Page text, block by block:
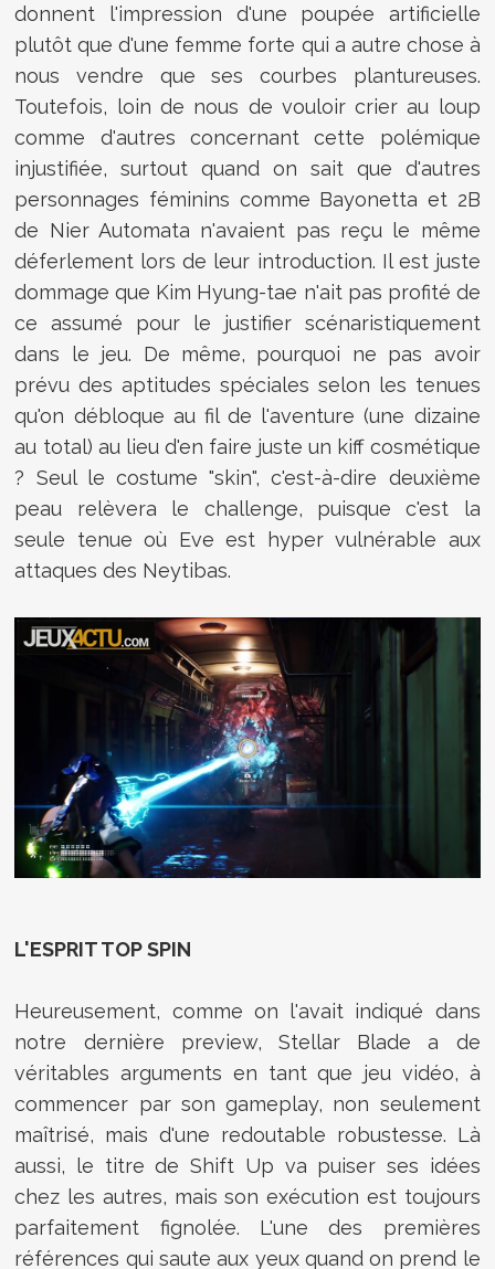
donnent l'impression d'une poupée artificielle
plutôt que d'une femme forte qui a autre chose à
nous vendre que ses courbes plantureuses.
Toutefois, loin de nous de vouloir crier au loup
comme d'autres concernant cette polémique
injustifiée, surtout quand on sait que d'autres
personnages féminins comme Bayonetta et 2B
de Nier Automata n'avaient pas reçu le même
déferlement lors de leur introduction. Il est juste
dommage que Kim Hyung-tae n'ait pas profité de
ce assumé pour le justifier scénaristiquement
dans le jeu. De même, pourquoi ne pas avoir
prévu des aptitudes spéciales selon les tenues
qu'on débloque au fil de l'aventure (une dizaine
au total) au lieu d'en faire juste un kiff cosmétique
? Seul le costume "skin", c'est-à-dire deuxième
peau relèvera le challenge, puisque c'est la
seule tenue où Eve est hyper vulnérable aux
attaques des Neytibas.
L'ESPRIT TOP SPIN
Heureusement, comme on l'avait indiqué dans
notre dernière preview, Stellar Blade a de
véritables arguments en tant que jeu vidéo, à
commencer par son gameplay, non seulement
maîtrisé, mais d'une redoutable robustesse. Là
aussi, le titre de Shift Up va puiser ses idées
chez les autres, mais son exécution est toujours
parfaitement fignolée. L'une des premières
références qui saute aux yeux quand on prend le